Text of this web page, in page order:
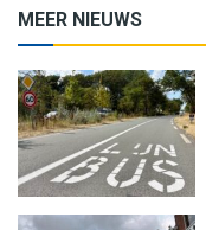
MEER NIEUWS